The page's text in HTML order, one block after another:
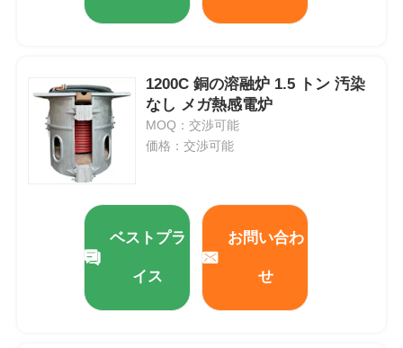
1200C 銅の溶融炉 1.5 トン 汚染
なし メガ熱感電炉
MOQ：交渉可能
価格：交渉可能
ベストプラ
イス
お問い合わ
せ